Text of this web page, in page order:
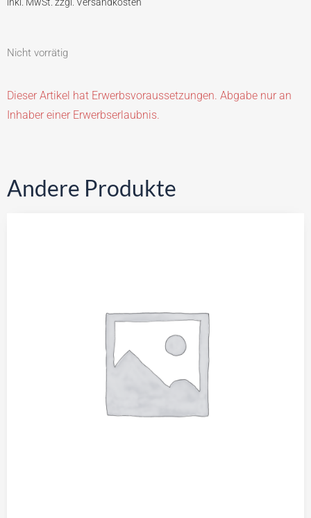
Nicht vorrätig
Dieser Artikel hat Erwerbsvoraussetzungen. Abgabe nur an
Inhaber einer Erwerbserlaubnis.
Andere Produkte